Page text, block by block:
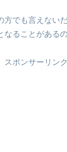
方でも言えない
なることがある
スポンサーリンク